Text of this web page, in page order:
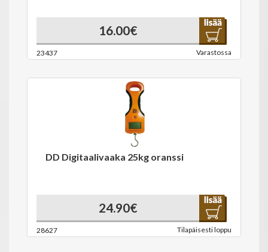
16.00€
23437 Varastossa
DD Digitaalivaaka 25kg oranssi
24.90€
28627 Tilapäisesti loppu